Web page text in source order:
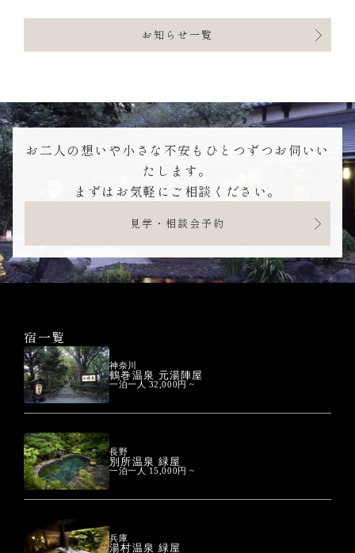
お知らせ一覧
お二人の想いや小さな不安もひとつずつお伺いい
たします。
まずはお気軽にご相談ください。
見学・相談会予約
宿一覧
神奈川
鶴巻温泉 元湯陣屋
一泊一人 32,000円 ~
長野
別所温泉 緑屋
一泊一人 15,000円 ~
兵庫
湯村温泉 緑屋